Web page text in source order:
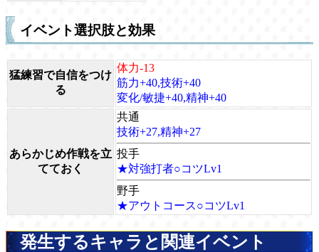
イベント選択肢と効果
猛練習で自信をつけ
る
体力-13
筋力+40,技術+40
変化/敏捷+40,精神+40
あらかじめ作戦を立
てておく
共通
技術+27,精神+27
投手
★対強打者○コツLv1
野手
★アウトコース○コツLv1
発生するキャラと関連イベント